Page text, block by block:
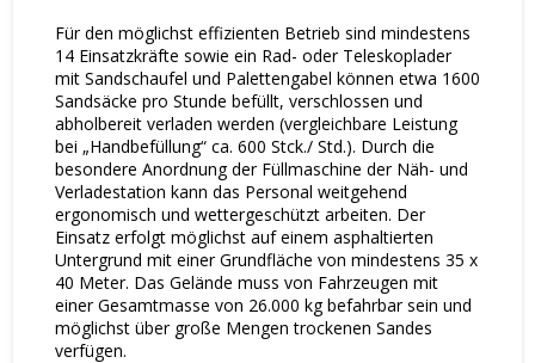
Für den möglichst effizienten Betrieb sind mindestens
14 Einsatzkräfte sowie ein Rad- oder Teleskoplader
mit Sandschaufel und Palettengabel können etwa 1600
Sandsäcke pro Stunde befüllt, verschlossen und
abholbereit verladen werden (vergleichbare Leistung
bei „Handbefüllung“ ca. 600 Stck./ Std.). Durch die
besondere Anordnung der Füllmaschine der Näh- und
Verladestation kann das Personal weitgehend
ergonomisch und wettergeschützt arbeiten. Der
Einsatz erfolgt möglichst auf einem asphaltierten
Untergrund mit einer Grundfläche von mindestens 35 x
40 Meter. Das Gelände muss von Fahrzeugen mit
einer Gesamtmasse von 26.000 kg befahrbar sein und
möglichst über große Mengen trockenen Sandes
verfügen.